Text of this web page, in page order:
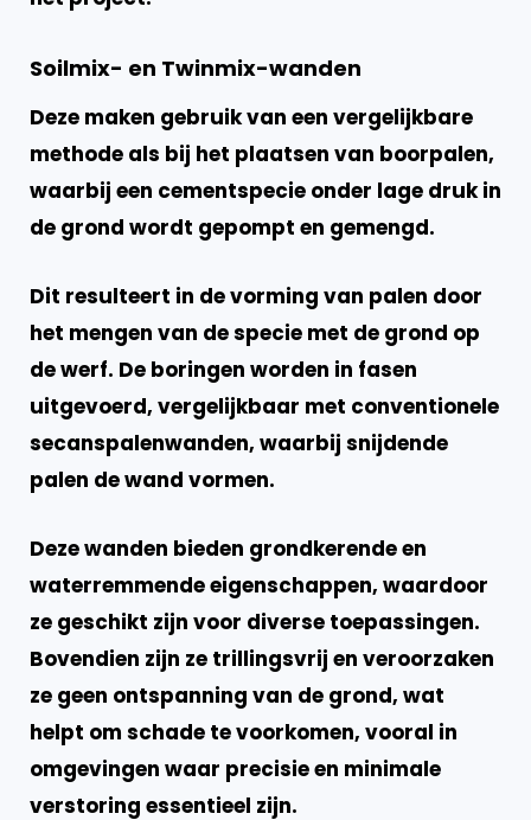
Soilmix- en Twinmix-wanden
Deze maken gebruik van een vergelijkbare
methode als bij het plaatsen van boorpalen,
waarbij een cementspecie onder lage druk in
de grond wordt gepompt en gemengd.
Dit resulteert in de vorming van palen door
het mengen van de specie met de grond op
de werf. De boringen worden in fasen
uitgevoerd, vergelijkbaar met conventionele
secanspalenwanden, waarbij snijdende
palen de wand vormen.
Deze wanden bieden grondkerende en
waterremmende eigenschappen, waardoor
ze geschikt zijn voor diverse toepassingen.
Bovendien zijn ze trillingsvrij en veroorzaken
ze geen ontspanning van de grond, wat
helpt om schade te voorkomen, vooral in
omgevingen waar precisie en minimale
verstoring essentieel zijn.